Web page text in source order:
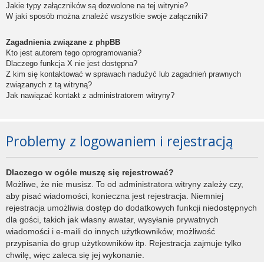
Jakie typy załączników są dozwolone na tej witrynie?
W jaki sposób można znaleźć wszystkie swoje załączniki?
Zagadnienia związane z phpBB
Kto jest autorem tego oprogramowania?
Dlaczego funkcja X nie jest dostępna?
Z kim się kontaktować w sprawach nadużyć lub zagadnień prawnych
związanych z tą witryną?
Jak nawiązać kontakt z administratorem witryny?
Problemy z logowaniem i rejestracją
Dlaczego w ogóle muszę się rejestrować?
Możliwe, że nie musisz. To od administratora witryny zależy czy,
aby pisać wiadomości, konieczna jest rejestracja. Niemniej
rejestracja umożliwia dostęp do dodatkowych funkcji niedostępnych
dla gości, takich jak własny awatar, wysyłanie prywatnych
wiadomości i e-maili do innych użytkowników, możliwość
przypisania do grup użytkowników itp. Rejestracja zajmuje tylko
chwilę, więc zaleca się jej wykonanie.